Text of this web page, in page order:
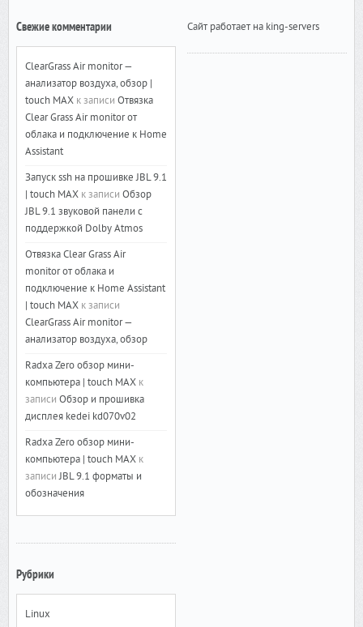
Свежие комментарии
ClearGrass Air monitor —
анализатор воздуха, обзор |
touch MAXк записи Отвязка
Clear Grass Air monitor от
облака и подключение к Home
Assistant
Запуск ssh на прошивке JBL 9.1
| touch MAXк записи Обзор
JBL 9.1 звуковой панели с
поддержкой Dolby Atmos
Отвязка Clear Grass Air
monitor от облака и
подключение к Home Assistant
| touch MAXк записи
ClearGrass Air monitor —
анализатор воздуха, обзор
Radxa Zero обзор мини-
компьютера | touch MAXк
записи Обзор и прошивка
дисплея kedei kd070v02
Radxa Zero обзор мини-
компьютера | touch MAXк
записиJBL 9.1 форматы и
обозначения
Рубрики
Linux
Сайт работает на king-servers